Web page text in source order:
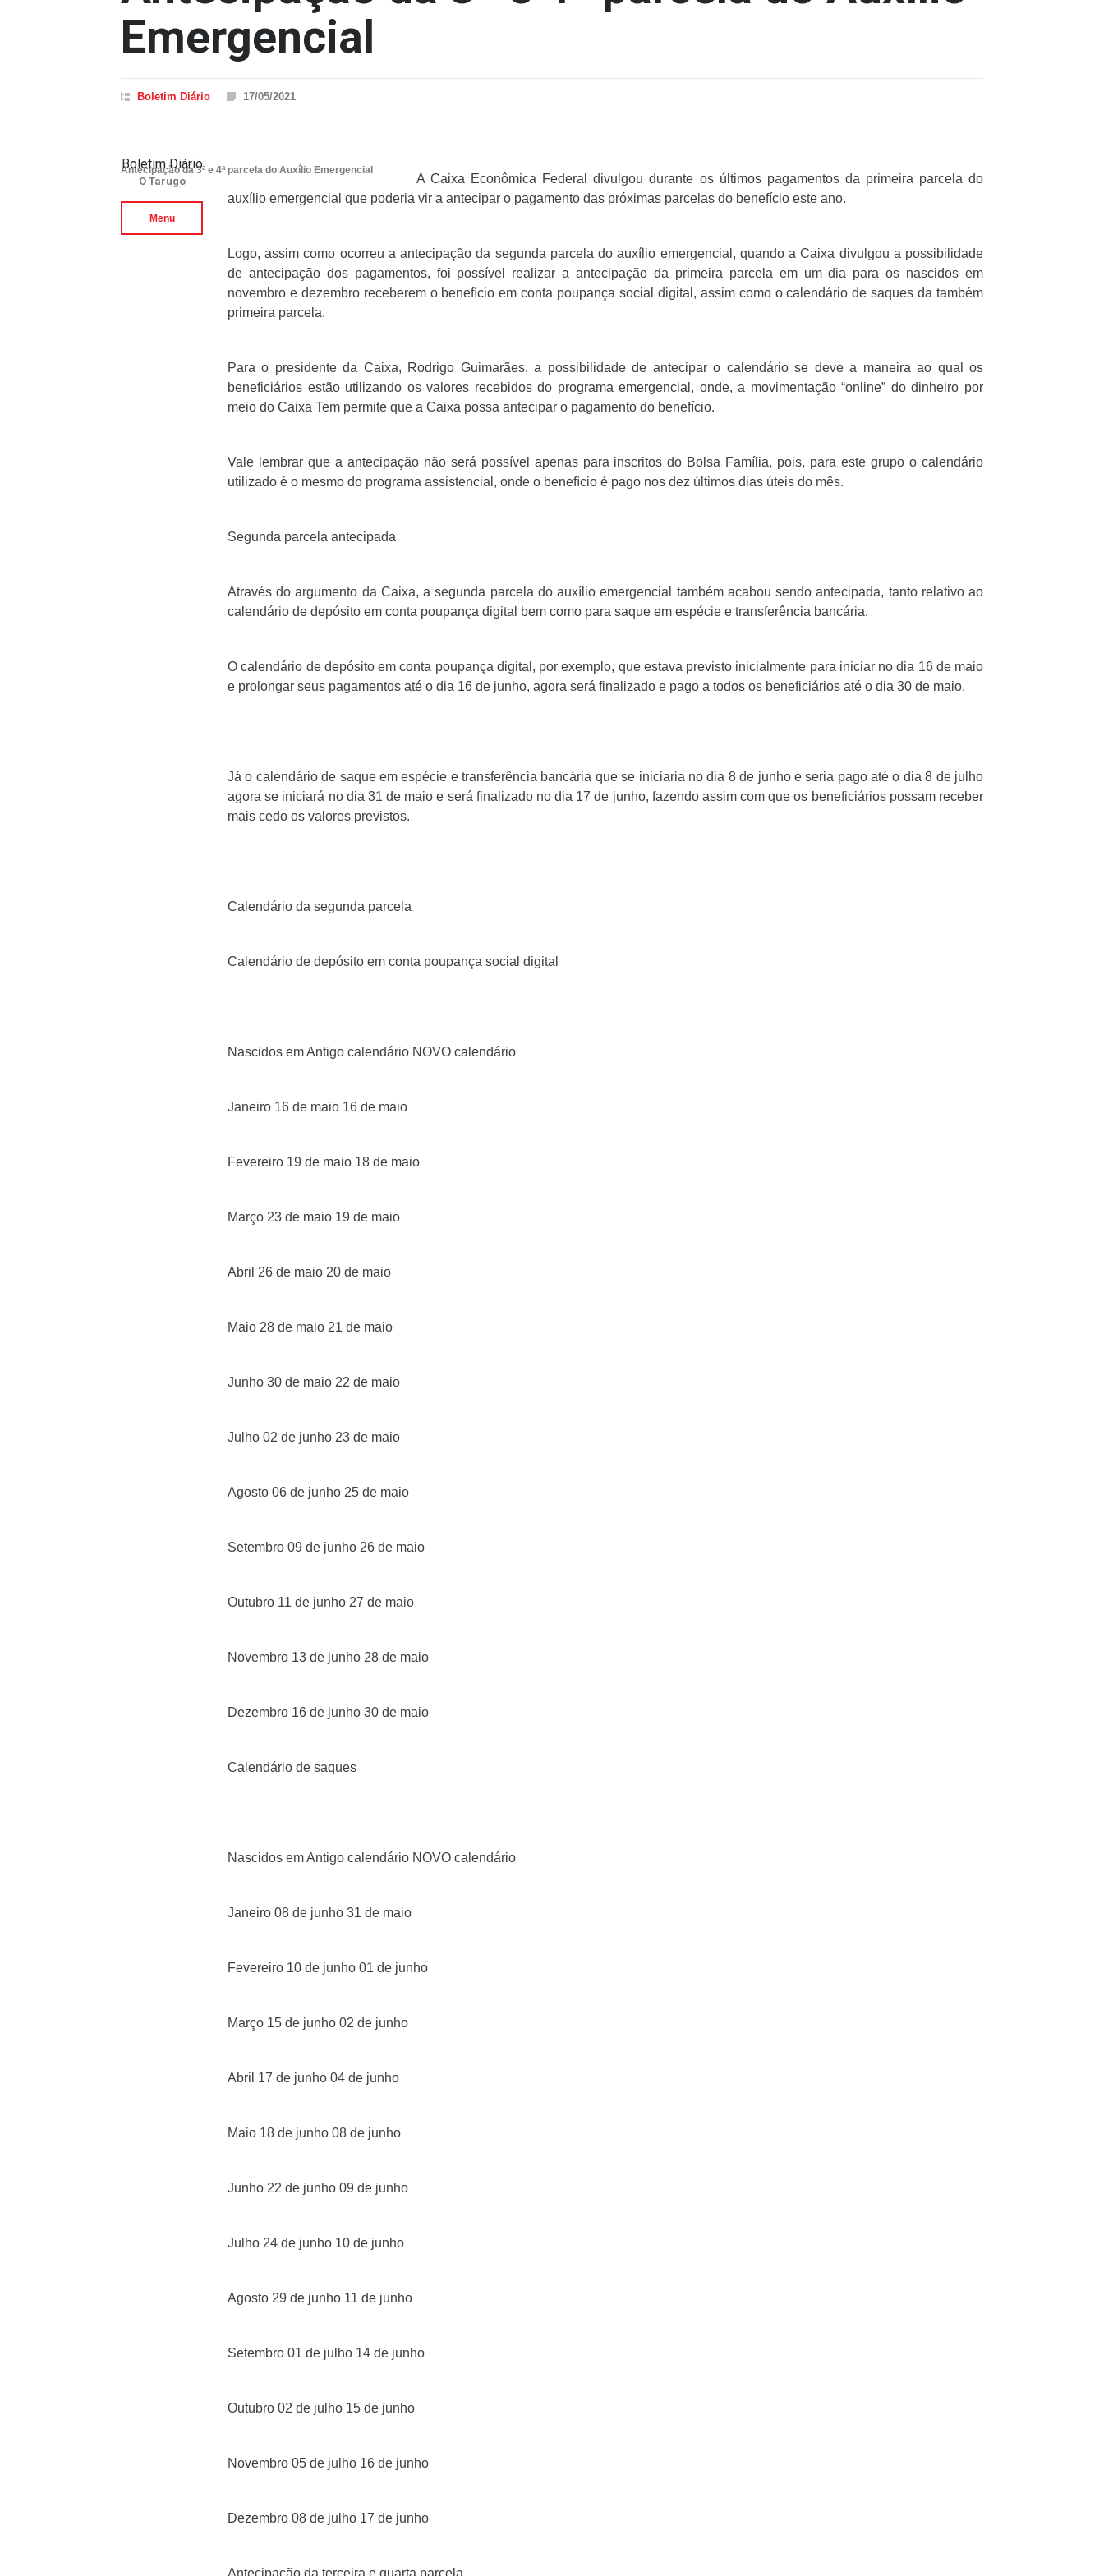
Emergencial
Boletim Diário 17/05/2021
Antecipação da 3ª e 4ª parcela do Auxílio Emergencial
A Caixa Econômica Federal divulgou durante os últimos pagamentos da primeira parcela do
auxílio emergencial que poderia vir a antecipar o pagamento das próximas parcelas do benefício este ano.
Logo, assim como ocorreu a antecipação da segunda parcela do auxílio emergencial, quando a Caixa divulgou a possibilidade
de antecipação dos pagamentos, foi possível realizar a antecipação da primeira parcela em um dia para os nascidos em
novembro e dezembro receberem o benefício em conta poupança social digital, assim como o calendário de saques da também
primeira parcela.
Para o presidente da Caixa, Rodrigo Guimarães, a possibilidade de antecipar o calendário se deve a maneira ao qual os
beneficiários estão utilizando os valores recebidos do programa emergencial, onde, a movimentação “online” do dinheiro por
meio do Caixa Tem permite que a Caixa possa antecipar o pagamento do benefício.
Vale lembrar que a antecipação não será possível apenas para inscritos do Bolsa Família, pois, para este grupo o calendário
utilizado é o mesmo do programa assistencial, onde o benefício é pago nos dez últimos dias úteis do mês.
Segunda parcela antecipada
Através do argumento da Caixa, a segunda parcela do auxílio emergencial também acabou sendo antecipada, tanto relativo ao
calendário de depósito em conta poupança digital bem como para saque em espécie e transferência bancária.
O calendário de depósito em conta poupança digital, por exemplo, que estava previsto inicialmente para iniciar no dia 16 de maio
e prolongar seus pagamentos até o dia 16 de junho, agora será finalizado e pago a todos os beneficiários até o dia 30 de maio.
Já o calendário de saque em espécie e transferência bancária que se iniciaria no dia 8 de junho e seria pago até o dia 8 de julho
agora se iniciará no dia 31 de maio e será finalizado no dia 17 de junho, fazendo assim com que os beneficiários possam receber
mais cedo os valores previstos.
Calendário da segunda parcela
Calendário de depósito em conta poupança social digital
Nascidos em Antigo calendário NOVO calendário
Janeiro 16 de maio 16 de maio
Fevereiro 19 de maio 18 de maio
Março 23 de maio 19 de maio
Abril 26 de maio 20 de maio
Maio 28 de maio 21 de maio
Junho 30 de maio 22 de maio
Julho 02 de junho 23 de maio
Agosto 06 de junho 25 de maio
Setembro 09 de junho 26 de maio
Outubro 11 de junho 27 de maio
Novembro 13 de junho 28 de maio
Dezembro 16 de junho 30 de maio
Calendário de saques
Nascidos em Antigo calendário NOVO calendário
Janeiro 08 de junho 31 de maio
Fevereiro 10 de junho 01 de junho
Março 15 de junho 02 de junho
Abril 17 de junho 04 de junho
Maio 18 de junho 08 de junho
Junho 22 de junho 09 de junho
Julho 24 de junho 10 de junho
Agosto 29 de junho 11 de junho
Setembro 01 de julho 14 de junho
Outubro 02 de julho 15 de junho
Novembro 05 de julho 16 de junho
Dezembro 08 de julho 17 de junho
Antecipação da terceira e quarta parcela
Boletim Diário
O Tarugo
Menu